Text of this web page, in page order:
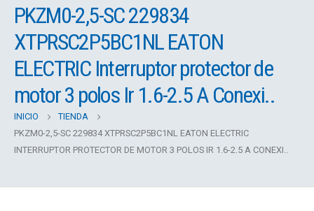
PKZM0-2,5-SC 229834
XTPRSC2P5BC1NL EATON
ELECTRIC Interruptor protector de
motor 3 polos Ir 1.6-2.5 A Conexi..
INICIO
TIENDA
PKZM0-2,5-SC 229834 XTPRSC2P5BC1NL EATON ELECTRIC
INTERRUPTOR PROTECTOR DE MOTOR 3 POLOS IR 1.6-2.5 A CONEXI..